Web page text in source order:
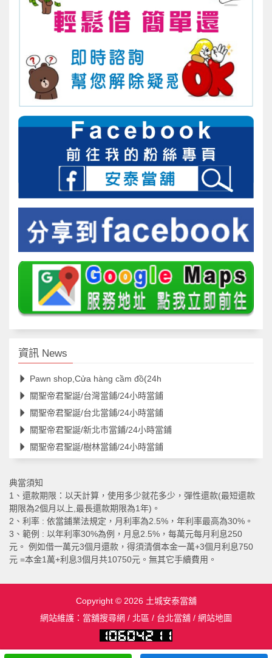
資訊 News
Pawn shop,Cửa hàng cầm đồ(24h
關聖帝君聖誕/台灣當鋪/24小時當鋪
關聖帝君聖誕/台北當鋪/24小時當鋪
關聖帝君聖誕/新北市當鋪/24小時當鋪
關聖帝君聖誕/樹林當鋪/24小時當鋪
典當須知
1、還款期限：以天計算，使用多少就花多少，彈性還款(最短還款
期限為2個月以上,最長還款期限為1年)。
2、利率 : 依當鋪業法規定，月利率為2.5%，年利率最高為30%。
3、範例 : 以年利率30%為例，月息2.5%，每萬元每月利息250
元。 例如借一萬元3個月還款，得須清償本金一萬+3個月利息750
元 =本金1萬+利息3個月共10750元。無其它手續費用。
Copyright © 2026 土城安泰當舖
網站維護： 當舖搜尋網 / 北區 / 台北當舖 / 網站地圖